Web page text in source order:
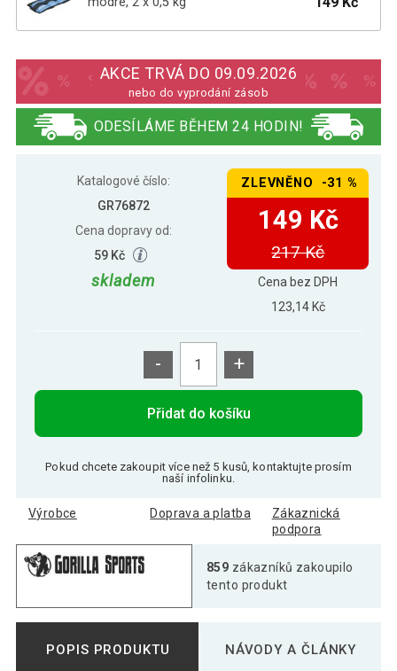
10 kg
Gorilla Sports Zátěžové manžety,
červené, 2 x 1,5 kg
390 Kč
Gorilla Sports Zátěžové manžety, šedé, 2
x 1 kg
254 Kč
149 Kč
AKCE TRVÁ DO 09.09.2026
nebo do vyprodání zásob
ODESÍLÁME BĚHEM 24 HODIN!
Katalogové číslo:
GR76872
Cena dopravy od:
59 Kč
skladem
ZLEVNĚNO -31 %
149 Kč
217 Kč
Cena bez DPH
123,14 Kč
- +
Přidat do košíku
Pokud chcete zakoupit více než 5 kusů, kontaktujte prosím
naší infolinku.
Výrobce Doprava a platba
Zákaznická
podpora
859 zákazníků zakoupilo
tento produkt
POPIS PRODUKTU NÁVODY A ČLÁNKY